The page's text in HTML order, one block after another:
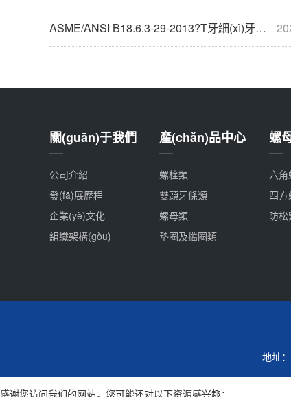
ASME/ANSI B18.6.3-29-2013?T牙細(xì)牙大六角頭割尾自攻螺釘 9
關(guān)于我們
公司介紹
發(fā)展歷程
企業(yè)文化
組織架構(gòu)
產(chǎn)品中心
螺栓類
雙頭牙條類
螺母類
墊圈及擋圈類
螺
六角
四
防
地址
感谢您访问我们的网站，您可能还对以下资源感兴趣：